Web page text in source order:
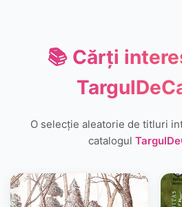
📚 Cărți
O selecție aleatorie de titluri
catalogul